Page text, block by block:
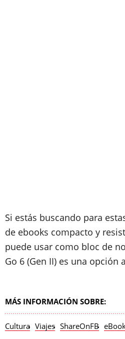
Si estás buscando para
de ebooks compacto y
puede usar como bloc de
Go 6 (Gen II) es una opción
MÁS INFORMACIÓN SOBRE:
Cultura Viajes ShareOnFB